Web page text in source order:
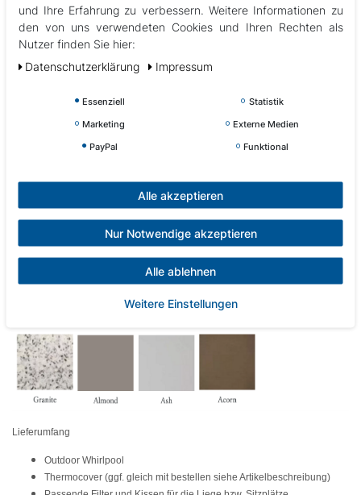
Lieferumfang
Outdoor Whirlpool
Thermocover (ggf. gleich mit bestellen siehe Artikelbeschreibung)
und Ihre Erfahrung zu verbessern. Weitere Informationen zu
den von uns verwendeten Cookies und Ihren Rechten als
Nutzer finden Sie hier:
Daten­schutz­erklärung
Impressum
Essenziell
Statistik
Marketing
Externe Medien
PayPal
Funktional
Alle akzeptieren
Nur Notwendige akzeptieren
Alle ablehnen
Weitere Einstellungen